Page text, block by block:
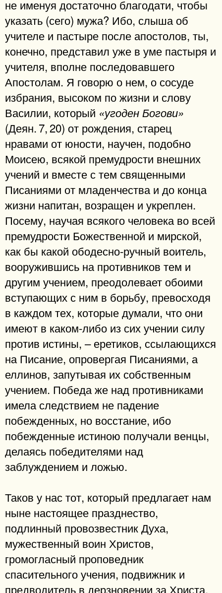
не именуя достаточно благодати, чтобы
указать (сего) мужа? Ибо, слыша об
учителе и пастыре после апостолов, ты,
конечно, представил уже в уме пастыря и
учителя, вполне последовавшего
Апостолам. Я говорю о нем, о сосуде
избрания, высоком по жизни и слову
Василии, который «угоден Богови»
(Деян. 7, 20) от рождения, старец
нравами от юности, научен, подобно
Моисею, всякой премудрости внешних
учений и вместе с тем священными
Писаниями от младенчества и до конца
жизни напитан, возращен и укреплен.
Посему, научая всякого человека во всей
премудрости Божественной и мирской,
как бы какой ободесно-ручный воитель,
вооружившись на противников тем и
другим учением, преодолевает обоими
вступающих с ним в борьбу, превосходя
в каждом тех, которые думали, что они
имеют в каком-либо из сих учении силу
против истины, – еретиков, ссылающихся
на Писание, опровергая Писаниями, а
еллинов, запутывая их собственным
учением. Победа же над противниками
имела следствием не падение
побежденных, но восстание, ибо
побежденные истиною получали венцы,
делаясь победителями над
заблуждением и ложью.
Таков у нас тот, который предлагает нам
ныне настоящее празднество,
подлинный провозвестник Духа,
мужественный воин Христов,
громогласный проповедник
спасительного учения, подвижник и
предводитель в дерзновении за Христа,